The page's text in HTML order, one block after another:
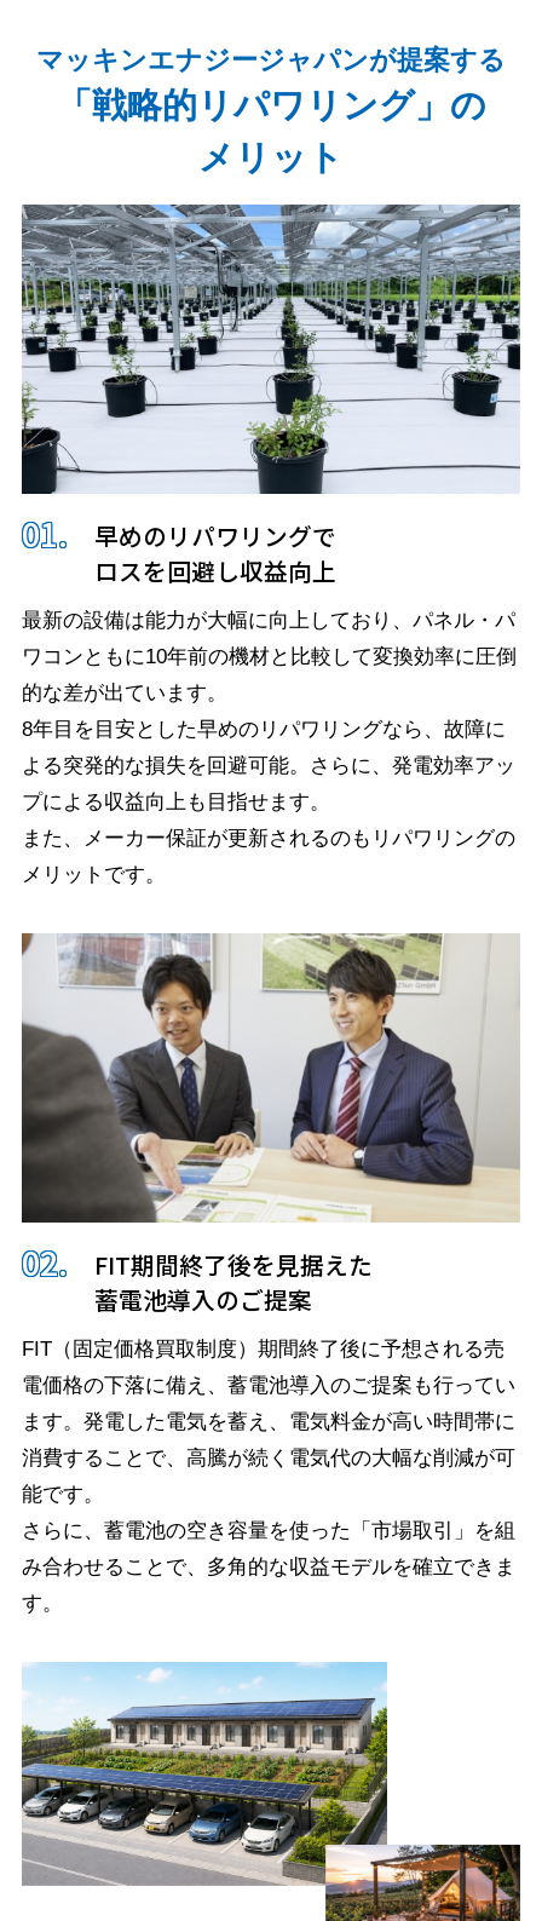
マッキンエナジージャパンが提案する
「戦略的リパワリング」の
メリット
早めのリパワリングで
ロスを回避し収益向上
最新の設備は能力が大幅に向上しており、パネル・パ
ワコンともに10年前の機材と比較して変換効率に圧倒
的な差が出ています。
8年目を目安とした早めのリパワリングなら、故障に
よる突発的な損失を回避可能。さらに、発電効率アッ
プによる収益向上も目指せます。
また、メーカー保証が更新されるのもリパワリングの
メリットです。
FIT期間終了後を見据えた
蓄電池導入のご提案
FIT（固定価格買取制度）期間終了後に予想される売
電価格の下落に備え、蓄電池導入のご提案も行ってい
ます。 発電した電気を蓄え、電気料金が高い時間帯に
消費することで、高騰が続く電気代の大幅な削減が可
能です。
さらに、蓄電池の空き容量を使った「市場取引」を組
み合わせることで、多角的な収益モデルを確立できま
す。